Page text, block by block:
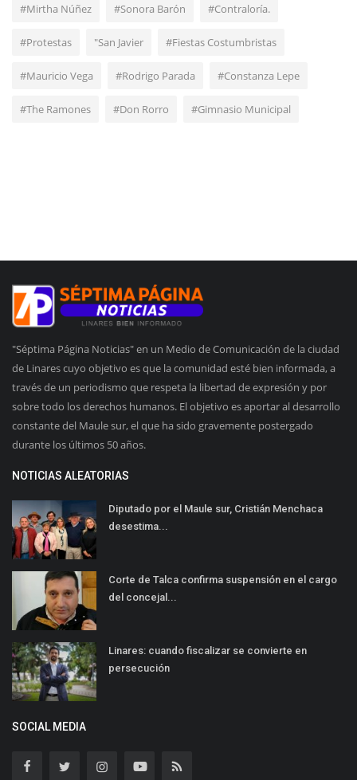
#Mirtha Núñez #Sonora Barón #Contraloría.
#Protestas "San Javier #Fiestas Costumbristas
#Mauricio Vega #Rodrigo Parada #Constanza Lepe
#The Ramones #Don Rorro #Gimnasio Municipal
"Séptima Página Noticias" en un Medio de Comunicación de la ciudad
de Linares cuyo objetivo es que la comunidad esté bien informada, a
través de un periodismo que respeta la libertad de expresión y por
sobre todo los derechos humanos. El objetivo es aportar al desarrollo
constante del Maule sur, el que ha sido gravemente postergado
durante los últimos 50 años.
NOTICIAS ALEATORIAS
Diputado por el Maule sur, Cristián Menchaca
desestima...
Corte de Talca confirma suspensión en el cargo
del concejal...
Linares: cuando fiscalizar se convierte en
persecución
SOCIAL MEDIA